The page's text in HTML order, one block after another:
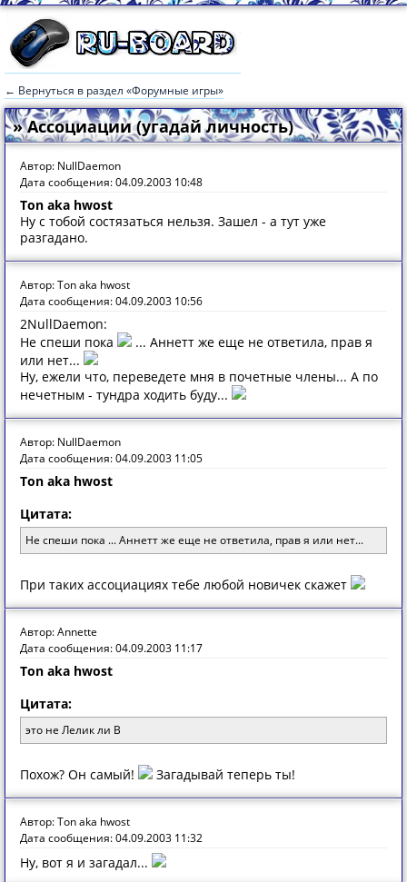
← Вернуться в раздел «Форумные игры»
» Ассоциации (угадай личность)
Автор: NullDaemon
Дата сообщения: 04.09.2003 10:48
Ton aka hwost
Ну с тобой состязаться нельзя. Зашел - а тут уже
разгадано.
Автор: Ton aka hwost
Дата сообщения: 04.09.2003 10:56
2NullDaemon:
Не спеши пока
... Аннетт же еще не ответила, прав я
или нет...
Ну, ежели что, переведете мня в почетные члены... А по
нечетным - тундра ходить буду...
Автор: NullDaemon
Дата сообщения: 04.09.2003 11:05
Ton aka hwost
Цитата:
Не спеши пока ... Аннетт же еще не ответила, прав я или нет...
При таких ассоциациях тебе любой новичек скажет
Автор: Annette
Дата сообщения: 04.09.2003 11:17
Ton aka hwost
Цитата:
это не Лелик ли В
Похож? Он самый! Загадывай теперь ты!
Автор: Ton aka hwost
Дата сообщения: 04.09.2003 11:32
Ну, вот я и загадал...